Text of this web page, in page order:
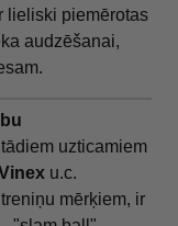
lieliski piemērotas
audzēšanai,
uzticamiem
u.c.
mērķiem, ir